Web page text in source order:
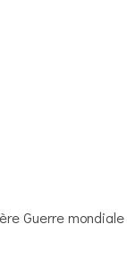
Guerre mondiale